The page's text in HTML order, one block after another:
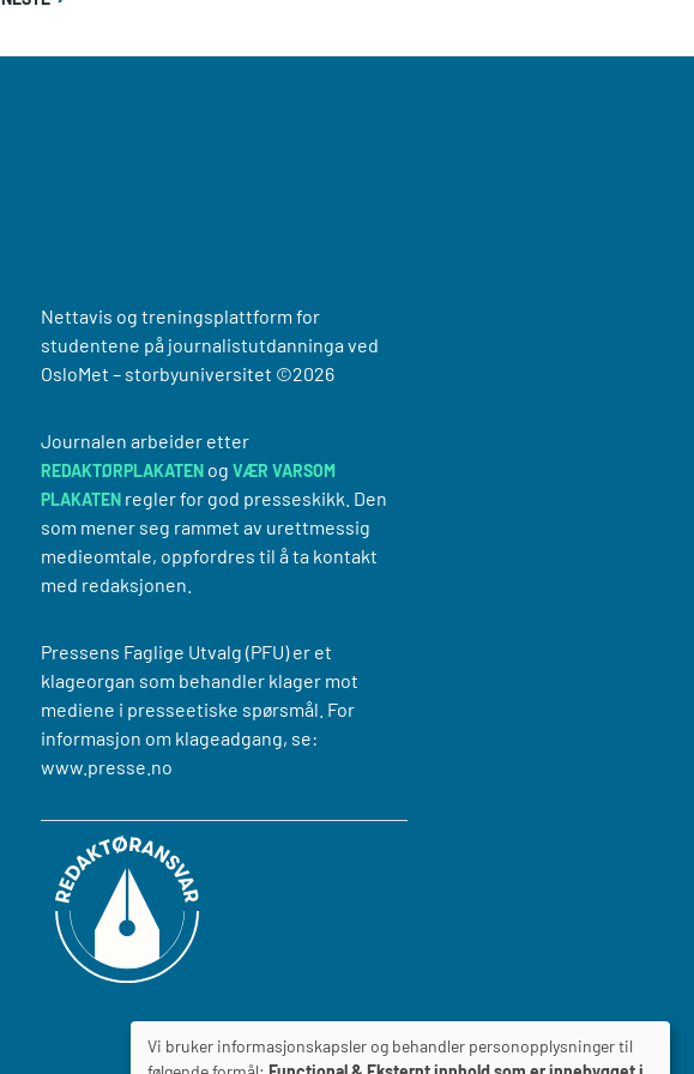
Nettavis og treningsplattform for
studentene på journalistutdanninga ved
OsloMet – storbyuniversitet ©2026
Journalen arbeider etter
REDAKTØRPLAKATENog VÆR VARSOM
PLAKATENregler for god presseskikk. Den
som mener seg rammet av urettmessig
medieomtale, oppfordres til å ta kontakt
med redaksjonen.
Pressens Faglige Utvalg (PFU) er et
klageorgan som behandler klager mot
mediene i presseetiske spørsmål. For
informasjon om klageadgang, se:
www.presse.no
Vi bruker informasjonskapsler og behandler personopplysninger til